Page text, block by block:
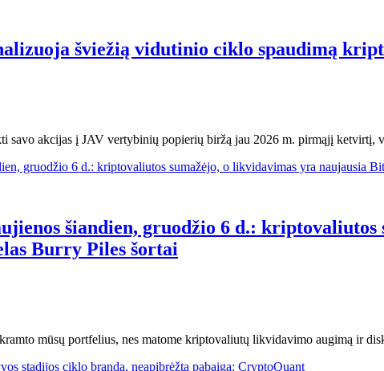
šviežią vidutinio ciklo spaudimą
savo akcijas į JAV vertybinių popierių biržą jau 2026 m. pirmąjį
šiandien, gruodžio 6 d.:
Burry Piles šortai
mūsų portfelius, nes matome kriptovaliutų likvidavimo augimą ir